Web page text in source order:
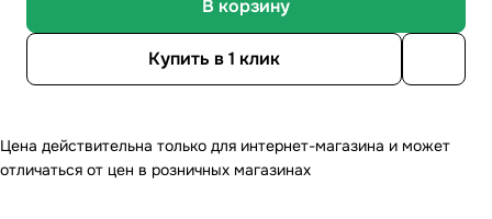
В корзину
Купить в 1 клик
Цена действительна только для интернет-магазина и может
отличаться от цен в розничных магазинах